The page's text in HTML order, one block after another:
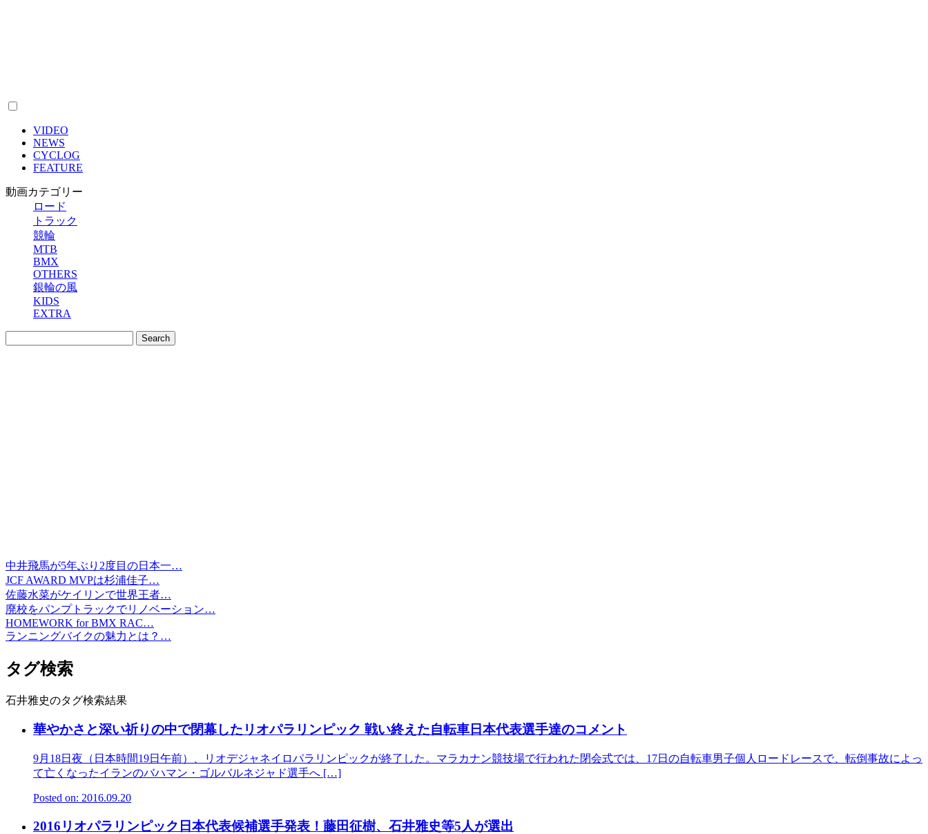
VIDEO
NEWS
CYCLOG
FEATURE
動画カテゴリー
ロード
トラック
競輪
MTB
BMX
OTHERS
銀輪の風
KIDS
EXTRA
中井飛馬が5年ぶり2度目の日本一…
JCF AWARD MVPは杉浦佳子…
佐藤水菜がケイリンで世界王者…
廃校をパンプトラックでリノベーション…
HOMEWORK for BMX RAC…
ランニングバイクの魅力とは？…
タグ検索
石井雅史のタグ検索結果
華やかさと深い祈りの中で閉幕したリオパラリンピック 戦い終えた自転車日本代表選手達のコメント
9月18日夜（日本時間19日午前）、リオデジャネイロパラリンピックが終了した。マラカナン競技場で行われた閉会式では、17日の自転車男子個人ロードレースで、転倒事故によっ
て亡くなったイランのバハマン・ゴルバルネジャド選手へ […]
Posted on: 2016.09.20
2016リオパラリンピック日本代表候補選手発表！藤田征樹、石井雅史等5人が選出